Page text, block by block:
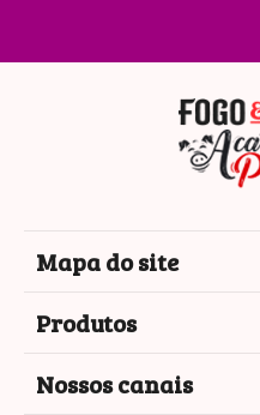
Mapa do site
Produtos
Nossos canais